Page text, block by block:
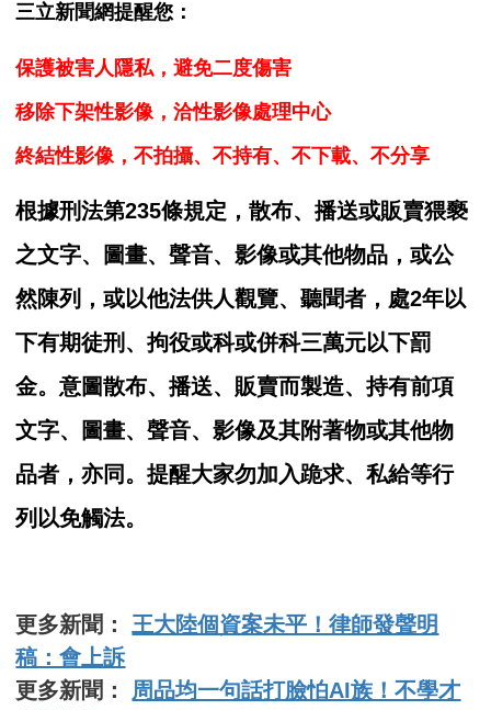
三立新聞網提醒您：
保護被害人隱私，避免二度傷害
移除下架性影像，洽性影像處理中心
終結性影像，不拍攝、不持有、不下載、不分享
根據刑法第235條規定，散布、播送或販賣猥褻
之文字、圖畫、聲音、影像或其他物品，或公
然陳列，或以他法供人觀覽、聽聞者，處2年以
下有期徒刑、拘役或科或併科三萬元以下罰
金。意圖散布、播送、販賣而製造、持有前項
文字、圖畫、聲音、影像及其附著物或其他物
品者，亦同。提醒大家勿加入跪求、私給等行
列以免觸法。
更多新聞： 王大陸個資案未平！律師發聲明
稿：會上訴
更多新聞： 周品均一句話打臉怕AI族！不學才